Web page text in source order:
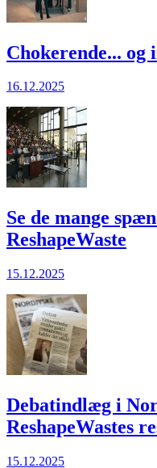
Chokerende... og
16.12.2025
Se de mange
ReshapeWaste
15.12.2025
Debatindlæg i
ReshapeWastes
15.12.2025